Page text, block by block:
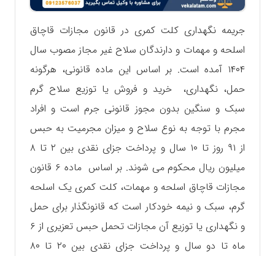
جریمه نگهداری کلت کمری در قانون مجازات قاچاق
اسلحه و مهمات و دارندگان سلاح غیر مجاز مصوب سال
۱۴۰۴ آمده است. بر اساس این ماده قانونی، هرگونه
حمل، نگهداری، خرید و فروش یا توزیع سلاح گرم
سبک و سنگین بدون مجوز قانونی جرم است و افراد
مجرم با توجه به نوع سلاح و میزان مجرمیت به حبس
از ۹۱ روز تا ۱۰ سال و پرداخت جزای نقدی بین ۲ تا ۸
میلیون ریال محکوم می شوند. بر اساس ماده ۶ قانون
مجازات قاچاق اسلحه و مهمات، کلت کمری یک اسلحه
گرم، سبک و نیمه خودکار است که قانونگذار برای حمل
و نگهداری یا توزیع آن مجازات تحمل حبس تعزیری از ۶
ماه تا دو سال و پرداخت جزای نقدی بین ۲۰ تا ۸۰